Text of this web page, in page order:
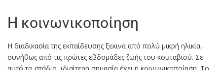
Η κοινωνικοποίηση
Η διαδικασία της εκπαίδευσης ξεκινά από πολύ μικρή ηλικία,
συνήθως από τις πρώτες εβδομάδες ζωής του κουταβιού. Σε